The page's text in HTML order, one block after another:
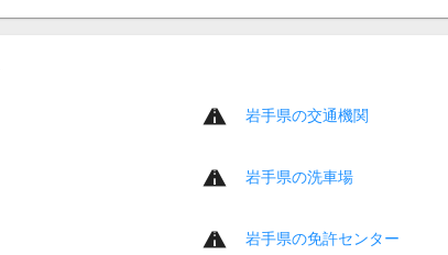
岩手県の交通機関
岩手県の洗車場
岩手県の免許センター